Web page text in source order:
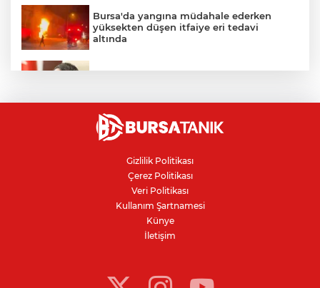
Bursa'da yangına müdahale ederken
yüksekten düşen itfaiye eri tedavi
altında
Altında yükseliş serisi sürüyor
Bursa'da otluk alanda çıkan yangın
barakaya sıçradı
Milyonları ilgilendiren düzenleme: Borç
Gizlilik Politikası
Çerez Politikası
Veri Politikası
Kullanım Şartnamesi
Künye
İletişim